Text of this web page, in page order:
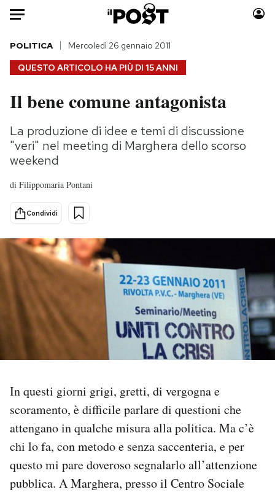
Auto
HOME
Italia
Politica
Tecnologia
Scienza
Cultura
Economia
Sport
Moda
Consumismi
PODCAST
NEWSLETTER
CALENDARIO
QUESTO ARTICOLO HA PIÙ DI 15 ANNI
POLITICA Mercoledì 26 gennaio 2011
Il bene comune antagonista
La produzione di idee e temi di discussione
"veri" nel meeting di Marghera dello scorso
weekend
di Filippomaria Pontani
Condividi
In questi giorni grigi, gretti, di vergogna e
scoramento, è difficile parlare di questioni che
attengano in qualche misura alla politica. Ma c’è
chi lo fa, con metodo e senza saccenteria, e per
questo mi pare doveroso segnalarlo all’attenzione
pubblica. A Marghera, presso il Centro Sociale